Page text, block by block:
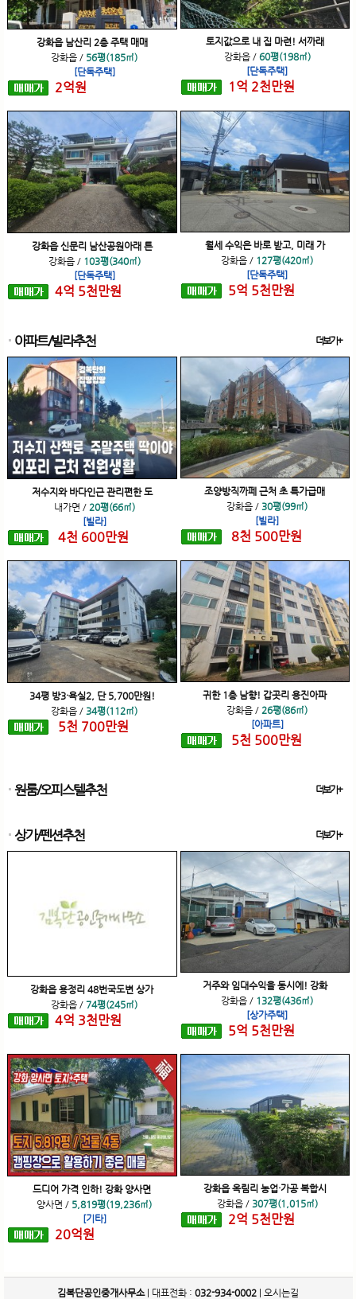
강화읍 남산리 2층 주택 매매
강화읍 / 56평(185㎡)
[단독주택]
2억원
토지값으로 내 집 마련! 서까래
강화읍/ 60평(198㎡)
[단독주택]
1 억 2천만원
강화읍 신문리 남산공원아래 튼
강화읍/ 103평(340㎡)
[단독주택]
4억 5천만원
월세 수익은 바로 받고, 미래 가
강화읍 / 127평(420㎡)
[단독주택]
5억 5천만원
아파트/빌라추천 더보기+
저수지와 바다인근 관리편한 도
내가면 / 20평(66㎡)
[빌라]
4천 600만원
조양방직까페 근처 초 특가급매
강화읍 / 30평(99㎡)
[빌라]
8천 500만원
34평 방3·욕실2, 단 5,700만원!
강화읍 / 34평(112㎡)
5천 700만원
귀한 1층 남향! 갑곳리 용진아파
강화읍 / 26평(86㎡)
[아파트]
5천 500만원
원룸/오피스텔추천 더보기+
상가/펜션추천 더보기+
강화읍 용정리 48번국도변 상가
강화읍 / 74평(245㎡)
4억 3천만원
거주와 임대수익을 동시에! 강화
강화읍 / 132평(436㎡)
[상가주택]
5억 5천만원
드디어 가격 인하! 강화 양사면
양사면 / 5,819평(19,236㎡)
[기타]
20억원
강화읍 옥림리 농업·가공 복합시
강화읍/ 307평(1,015㎡)
2억 5천만원
김복단공인중개사무소| 대표전화 : 032-934-0002 오시는길